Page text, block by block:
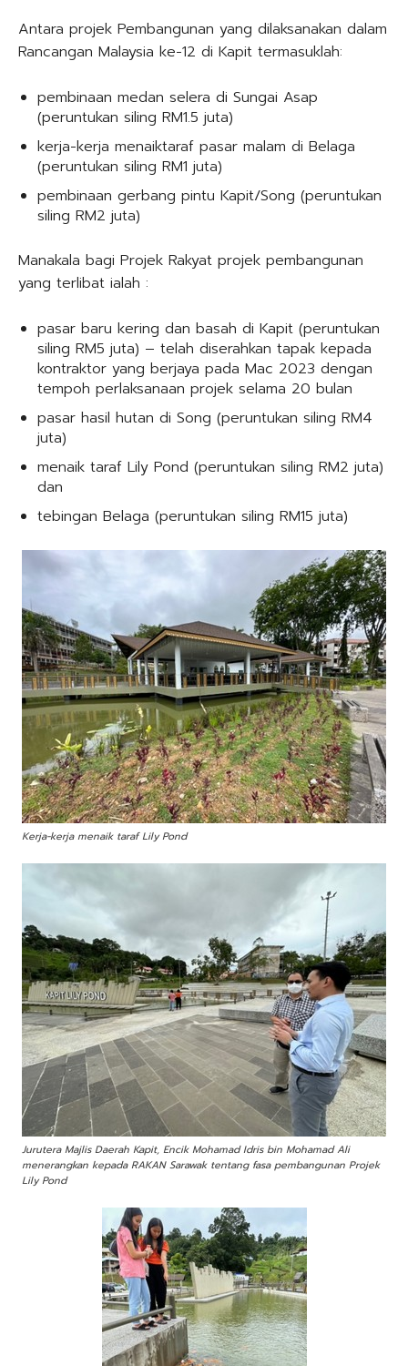
Antara projek Pembangunan yang dilaksanakan dalam
Rancangan Malaysia ke-12 di Kapit termasuklah:
pembinaan medan selera di Sungai Asap
(peruntukan siling RM1.5 juta)
kerja-kerja menaiktaraf pasar malam di Belaga
(peruntukan siling RM1 juta)
pembinaan gerbang pintu Kapit/Song (peruntukan
siling RM2 juta)
Manakala bagi Projek Rakyat projek pembangunan
yang terlibat ialah :
pasar baru kering dan basah di Kapit (peruntukan
siling RM5 juta) – telah diserahkan tapak kepada
kontraktor yang berjaya pada Mac 2023 dengan
tempoh perlaksanaan projek selama 20 bulan
pasar hasil hutan di Song (peruntukan siling RM4
juta)
menaik taraf Lily Pond (peruntukan siling RM2 juta)
dan
tebingan Belaga (peruntukan siling RM15 juta)
Kerja-kerja menaik taraf Lily Pond
Jurutera Majlis Daerah Kapit, Encik Mohamad Idris bin Mohamad Ali
menerangkan kepada RAKAN Sarawak tentang fasa pembangunan Projek
Lily Pond